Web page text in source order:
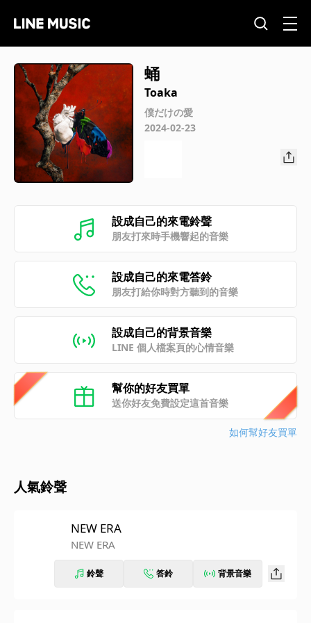
蛹
Toaka
僕だけの愛
2024-02-23
設成自己的來電鈴聲
朋友打來時手機響起的音樂
設成自己的來電答鈴
朋友打給你時對方聽到的音樂
設成自己的背景音樂
LINE 個人檔案頁的心情音樂
幫你的好友買單
送你好友免費設定這首音樂
如何幫好友買單
人氣鈴聲
NEW ERA
NEW ERA
鈴聲 答鈴 背景音樂